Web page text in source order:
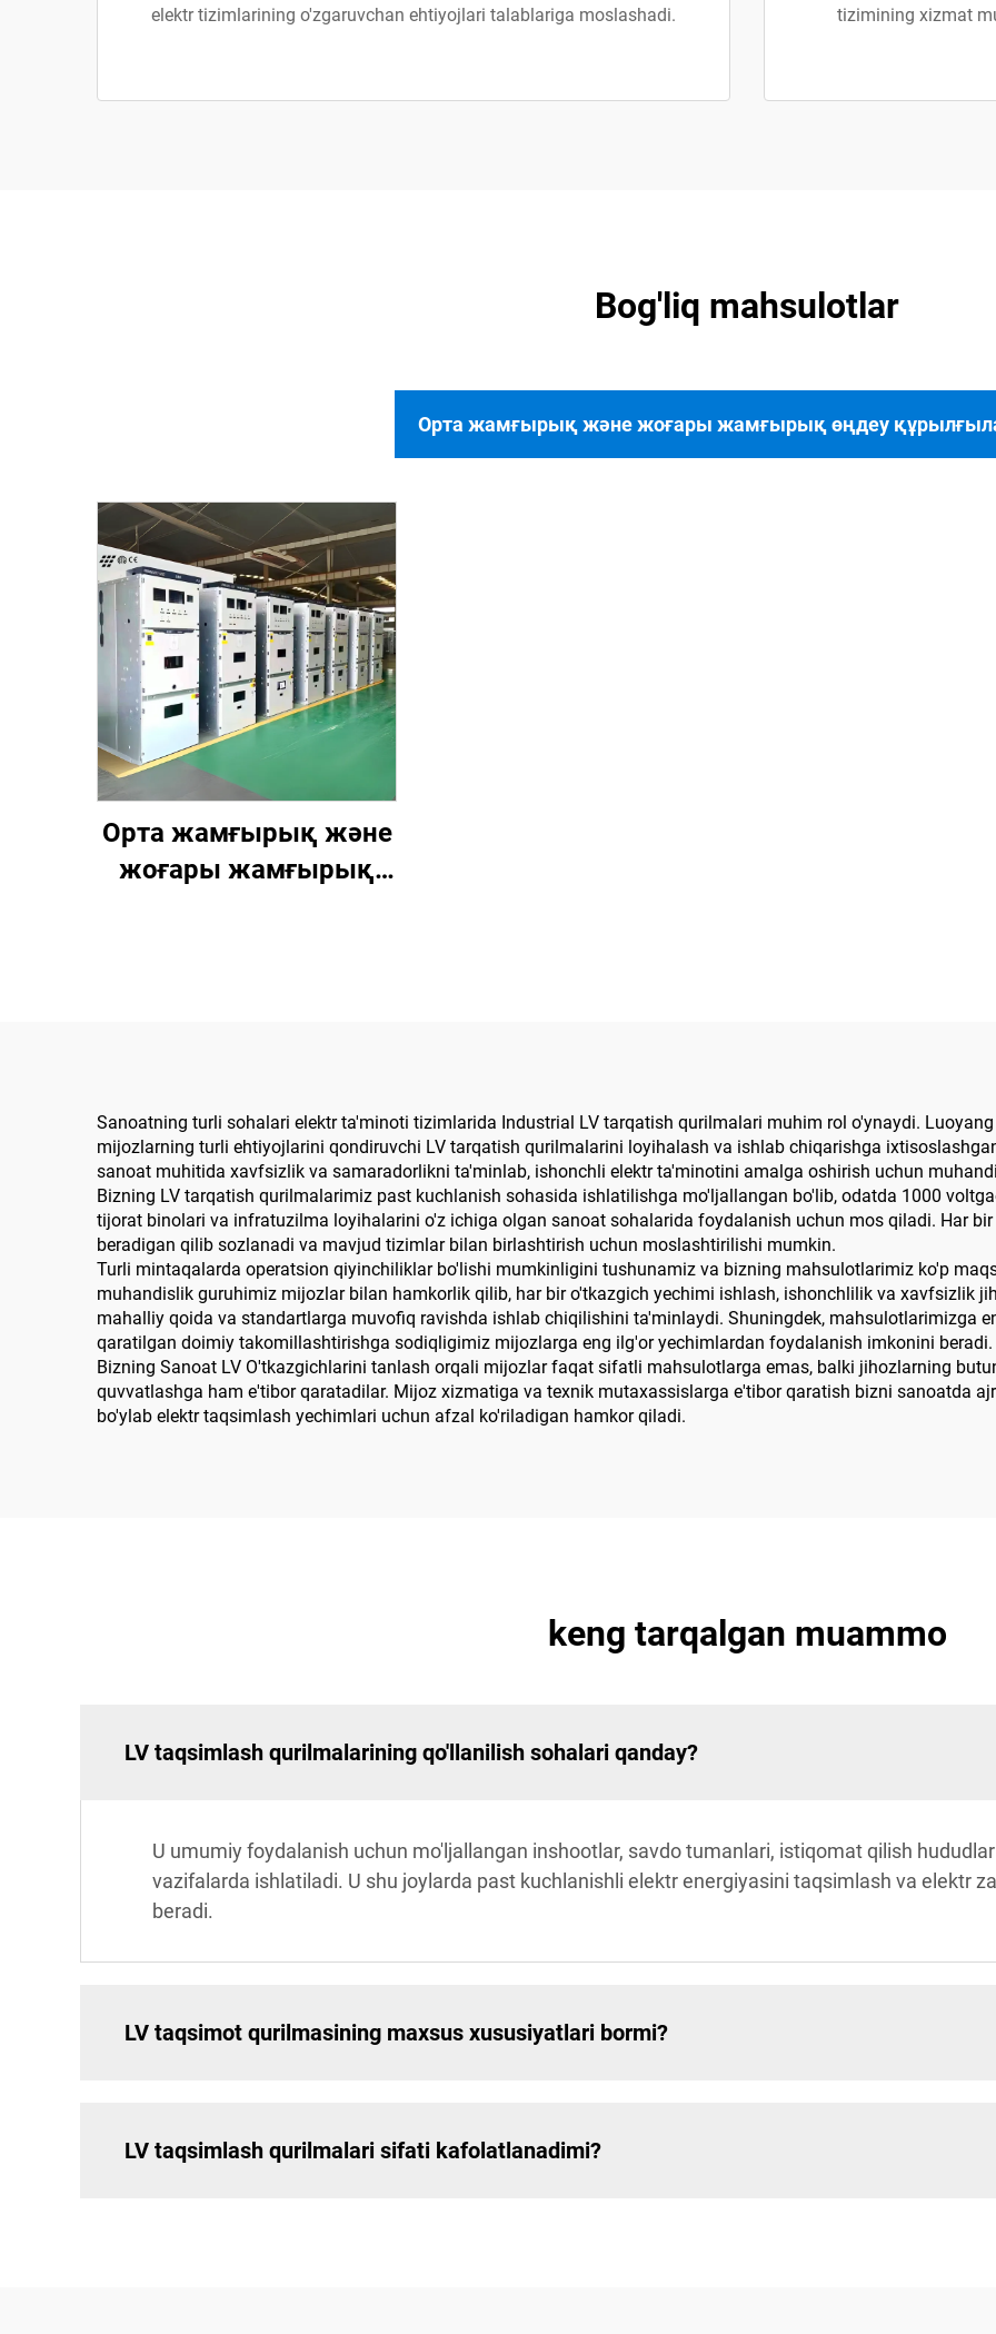
elektr tizimlarining o'zgaruvchan ehtiyojlari talablariga moslashadi.
tizimining xizmat
Bog'liq mahsulotlar
Ортa жамғырық және жоғары жамғырық өңдеу
Ортa жамғырық және
жоғары жамғырық
Sanoatning turli sohalari elektr ta'minoti tizimlarida Industrial LV tarqatish qurilmalari muhim rol o'ynaydi.
mijozlarning turli ehtiyojlarini qondiruvchi LV tarqatish qurilmalarini loyihalash va ishlab chiqarishga
sanoat muhitida xavfsizlik va samaradorlikni ta'minlab, ishonchli elektr ta'minotini amalga oshirish uchun
Bizning LV tarqatish qurilmalarimiz past kuchlanish sohasida ishlatilishga mo'ljallangan bo'lib, odatda 1000
tijorat binolari va infratuzilma loyihalarini o'z ichiga olgan sanoat sohalarida foydalanish uchun mos qiladi. Har
beradigan qilib sozlanadi va mavjud tizimlar bilan birlashtirish uchun moslashtirilishi mumkin.
Turli mintaqalarda operatsion qiyinchiliklar bo'lishi mumkinligini tushunamiz va bizning mahsulotlarimiz ko'p
muhandislik guruhimiz mijozlar bilan hamkorlik qilib, har bir o'tkazgich yechimi ishlash, ishonchlilik va xavfsizlik
mahalliy qoida va standartlarga muvofiq ravishda ishlab chiqilishini ta'minlaydi. Shuningdek, mahsulotlarimizga
qaratilgan doimiy takomillashtirishga sodiqligimiz mijozlarga eng ilg'or yechimlardan foydalanish imkonini beradi.
Bizning Sanoat LV O'tkazgichlarini tanlash orqali mijozlar faqat sifatli mahsulotlarga emas, balki jihozlarning
quvvatlashga ham e'tibor qaratadilar. Mijoz xizmatiga va texnik mutaxassislarga e'tibor qaratish bizni sanoatda
bo'ylab elektr taqsimlash yechimlari uchun afzal ko'riladigan hamkor qiladi.
keng tarqalgan muammo
LV taqsimlash qurilmalarining qo'llanilish sohalari qanday?
U umumiy foydalanish uchun mo'ljallangan inshootlar, savdo tumanlari, istiqomat qilish
vazifalarda ishlatiladi. U shu joylarda past kuchlanishli elektr energiyasini taqsimlash va elektr
beradi.
LV taqsimot qurilmasining maxsus xususiyatlari bormi?
LV taqsimlash qurilmalari sifati kafolatlanadimi?